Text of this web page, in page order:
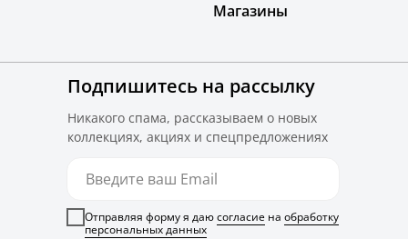
Подпишитесь на рассылку
Отправляя форму я даюсогласие на обработку
персональных данных
Никакого спама, рассказываем о новых
коллекциях, акциях и спецпредложениях
Магазины